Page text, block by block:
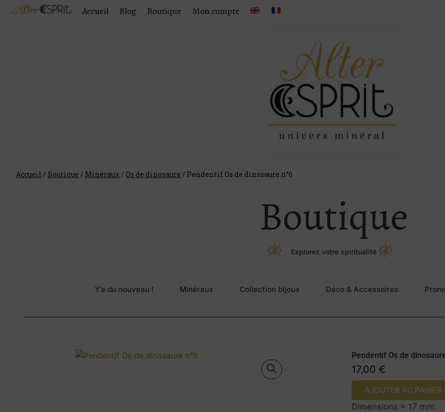
Accueil Blog Boutique Mon compte
Accueil / Boutique / Minéraux / Os de dinosaure / Pendentif Os de dinosaure n°6
Boutique
Explorez votre spiritualité
Y’a du nouveau ! Minéraux Collection bijoux Déco & Accessoires
Pendentif Os de
17,00 €
Prix à l’unité.
AJOUTER AU PANIER
Dimensions ≈ 17 mm.